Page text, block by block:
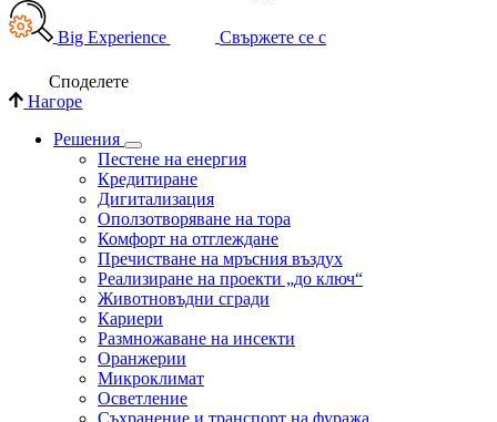
Big Experience Свържете се с
Споделете
Нагоре
Решения
Пестене на енергия
Кредитиране
Дигитализация
Оползотворяване на тора
Комфорт на отглеждане
Пречистване на мръсния въздух
Реализиране на проекти „до ключ“
Животновъдни сгради
Кариери
Размножаване на инсекти
Оранжерии
Микроклимат
Осветление
Съхранение и транспорт на фуража